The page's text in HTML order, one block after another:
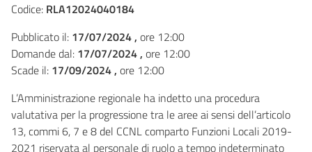
Codice: RLA12024040184
Pubblicato il: 17/07/2024 , ore 12:00
Domande dal: 17/07/2024 , ore 12:00
Scade il: 17/09/2024 , ore 12:00
L’Amministrazione regionale ha indetto una procedura
valutativa per la progressione tra le aree ai sensi dell’articolo
13, commi 6, 7 e 8 del CCNL comparto Funzioni Locali 2019-
2021 riservata al personale di ruolo a tempo indeterminato